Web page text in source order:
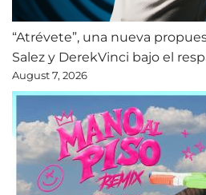
“Atrévete”, una nueva
Salez y DerekVinci bajo el
August 7, 2026